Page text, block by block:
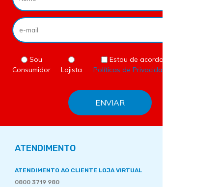
Sou
Consumidor
Lojista
Estou de acordo com as
Políticas de Privacidade
ATENDIMENTO
ATENDIMENTO AO CLIENTE LOJA VIRTUAL
0800 3719 980